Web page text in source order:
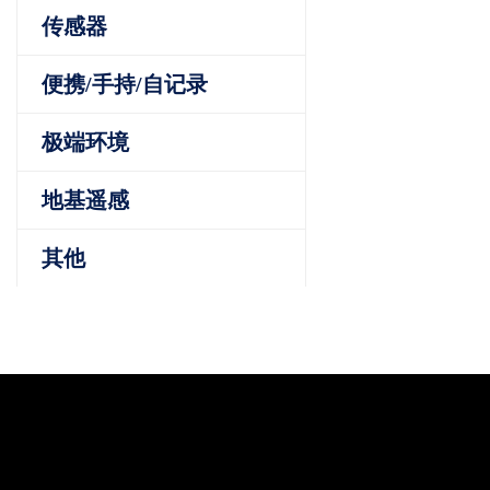
传感器
便携/手持/自记录
极端环境
地基遥感
其他